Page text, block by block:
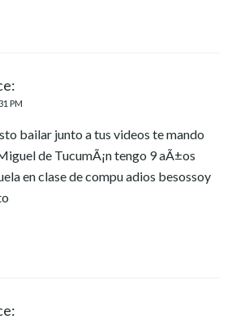
PM
bailar junto a tus videos te mando
de TucumÃ¡n tengo 9 aÃ±os
en clase de compu adios besossoy